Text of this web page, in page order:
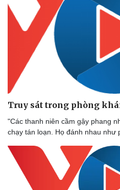
Thể thao
Bóng đá
Lịch thi đấu bóng đá
Thế giới thể thao
eSports
Hậu trường
Truy sát trong phòng
"Các thanh niên cầm gậy phang
chạy tán loạn. Họ đánh nhau như